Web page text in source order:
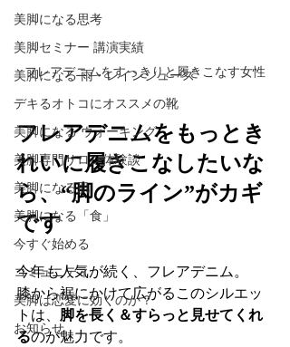
美脚になる思考
美脚セミナー 講演実績
美脚になる 雨・レインシューズ
デキるオトコにオススメの靴
美脚になる ウォーキング
美脚専門サロン体験談
美脚になる肌
美脚になる「食」
今すぐ始める
コミュニティ
美脚は恋愛に効くのか？
お知らせ
フレアデニムをすっきりと履きこなす女性
フレアデニムをもっとき
れいに履きこなしたいな
ら、“脚のライン”がカギ
です
今年も人気が続く、フレアデニム。
膝から裾にかけて広がるこのシルエッ
トは、 脚を長く＆すらっと見せてくれ
るのが魅力です。